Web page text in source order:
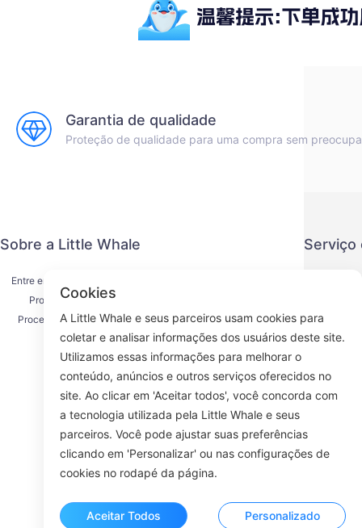
Garantia de qualidade
Proteção de qualidade para uma compra sem
Sobre a Little Whale
Entre em contato conosco
Processo de envio
Processo de reembolso
Sobre nós
Serviço
Acordo
ROOM
Cookies
A Little Whale e seus parceiros usam cookies para
coletar e analisar informações dos usuários deste site.
Utilizamos essas informações para melhorar o
conteúdo, anúncios e outros serviços oferecidos no
site. Ao clicar em 'Aceitar todos', você concorda com
a tecnologia utilizada pela Little Whale e seus
parceiros. Você pode ajustar suas preferências
clicando em 'Personalizar' ou nas configurações de
cookies no rodapé da página.
Aceitar Todos Personalizado